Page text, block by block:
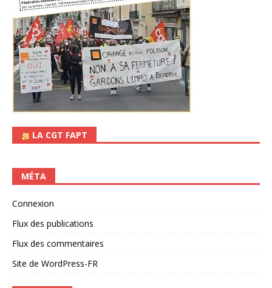
LA CGT FAPT
MÉTA
Connexion
Flux des publications
Flux des commentaires
Site de WordPress-FR